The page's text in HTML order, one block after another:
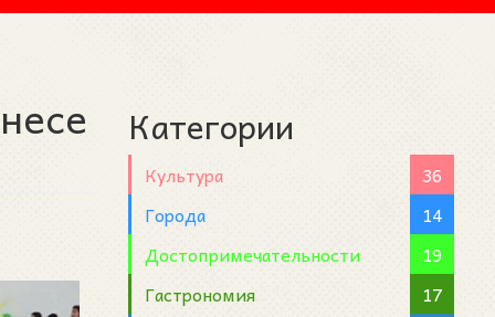
Категории
Культура
36
Города
14
Достопримечательности
19
Гастрономия
17